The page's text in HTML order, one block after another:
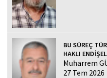
BU SÜREÇ
HAKLI
Muharrem
27 Tem 2026